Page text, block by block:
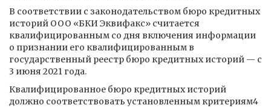
В соответствии с законодательством бюро кредитных
историй ООО «БКИ Эквифакс» считается
квалифицированным со дня включения информации
о признании его квалифицированным в
государственный реестр бюро кредитных историй — с
3 июня 2021 года.
Квалифицированное бюро кредитных историй
должно соответствовать установленным критериям4